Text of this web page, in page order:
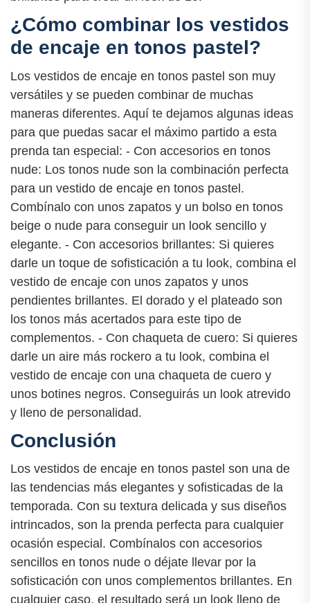
¿Cómo combinar los vestidos
de encaje en tonos pastel?
Los vestidos de encaje en tonos pastel son muy
versátiles y se pueden combinar de muchas
maneras diferentes. Aquí te dejamos algunas ideas
para que puedas sacar el máximo partido a esta
prenda tan especial: - Con accesorios en tonos
nude: Los tonos nude son la combinación perfecta
para un vestido de encaje en tonos pastel.
Combínalo con unos zapatos y un bolso en tonos
beige o nude para conseguir un look sencillo y
elegante. - Con accesorios brillantes: Si quieres
darle un toque de sofisticación a tu look, combina el
vestido de encaje con unos zapatos y unos
pendientes brillantes. El dorado y el plateado son
los tonos más acertados para este tipo de
complementos. - Con chaqueta de cuero: Si quieres
darle un aire más rockero a tu look, combina el
vestido de encaje con una chaqueta de cuero y
unos botines negros. Conseguirás un look atrevido
y lleno de personalidad.
Conclusión
Los vestidos de encaje en tonos pastel son una de
las tendencias más elegantes y sofisticadas de la
temporada. Con su textura delicada y sus diseños
intrincados, son la prenda perfecta para cualquier
ocasión especial. Combínalos con accesorios
sencillos en tonos nude o déjate llevar por la
sofisticación con unos complementos brillantes. En
cualquier caso, el resultado será un look lleno de